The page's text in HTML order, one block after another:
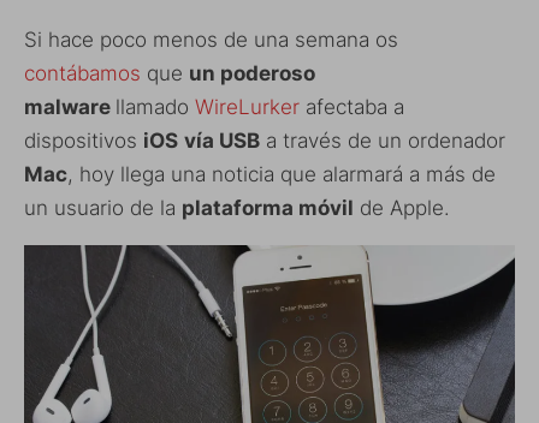
Si hace poco menos de una semana os
contábamos que un poderoso
malware llamado WireLurker afectaba a
dispositivos iOS vía USB a través de un ordenador
Mac, hoy llega una noticia que alarmará a más de
un usuario de la plataforma móvil de Apple.